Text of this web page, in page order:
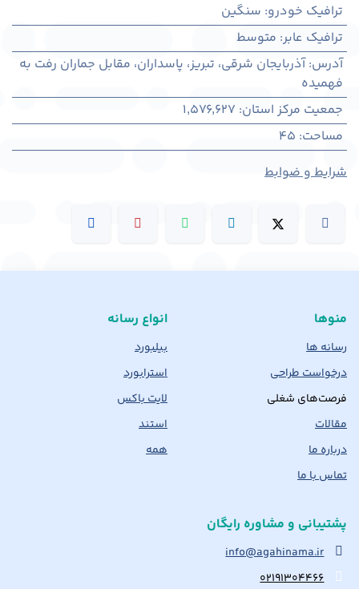
ترافیک خودرو: سنگین
ترافیک عابر: متوسط
آدرس:آذربايجان شرقی، تبريز، پاسداران، مقابل جماران رفت به
فهمیده
جمعیت مرکز استان:
1,576,627
مساحت:
45
شرایط و ضوابط
منوها
رسانه ها
درخواست طراحی
فرصت‌های شغلی
مقالات
درباره ما
تماس با ما
انواع رسانه
بیلبورد
استرابورد
لایت باکس
استند
همه
پشتیبانی و مشاوره رایگان
info@agahinama.ir
۰۲۱۹۱۳۰۴۴۶۶